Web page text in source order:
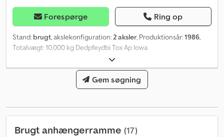
Forespørge Ring op
Stand: brugt, akslekonfiguration:2 aksler, Produktionsår:1986,
Totalvægt: 10.000 kg Dedpfeydbi Tox Ap Iowa
Gem søgning
Brugt anhængerramme (17)